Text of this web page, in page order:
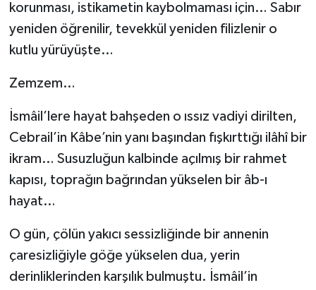
korunması, istikametin kaybolmaması için… Sabır
yeniden öğrenilir, tevekkül yeniden filizlenir o
kutlu yürüyüşte…
Zemzem…
İsmâil’lere hayat bahşeden o ıssız vadiyi dirilten,
Cebrail’in Kâbe’nin yanı başından fışkırttığı ilâhî bir
ikram… Susuzluğun kalbinde açılmış bir rahmet
kapısı, toprağın bağrından yükselen bir âb-ı
hayat…
O gün, çölün yakıcı sessizliğinde bir annenin
çaresizliğiyle göğe yükselen dua, yerin
derinliklerinden karşılık bulmuştu. İsmâil’in
Rize Müftülüğü
Sakarya Müftülüğü
Samsun Müftülüğü
Siirt Müftülüğü
Sinop Müftülüğü
Sivas Müftülüğü
Şanlıurfa Müftülüğü
Şırnak Müftülüğü